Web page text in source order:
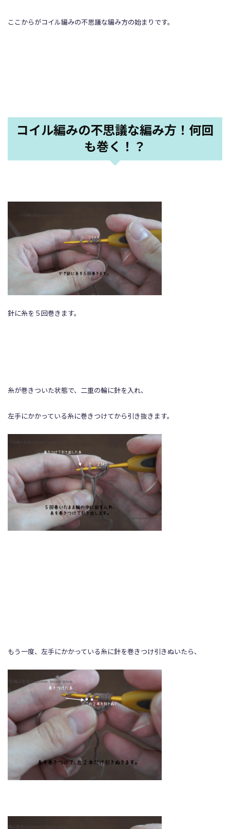
ここからがコイル編みの不思議な編み方の始まりです。
コイル編みの不思議な編み方！何回
も巻く！？
針に糸を５回巻きます。
糸が巻きついた状態で、二重の輪に針を入れ、
左手にかかっている糸に巻きつけてから引き抜きます。
もう一度、左手にかかっている糸に針を巻きつけ引きぬいたら、